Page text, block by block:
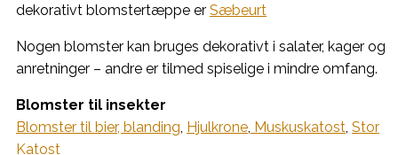
dekorativt blomstertæppe er Sæbeurt
Nogen blomster kan bruges dekorativt i salater, kager og
anretninger – andre er tilmed spiselige i mindre omfang.
Blomster til insekter
Blomster til bier, blanding, Hjulkrone, Muskuskatost, Stor
Katost